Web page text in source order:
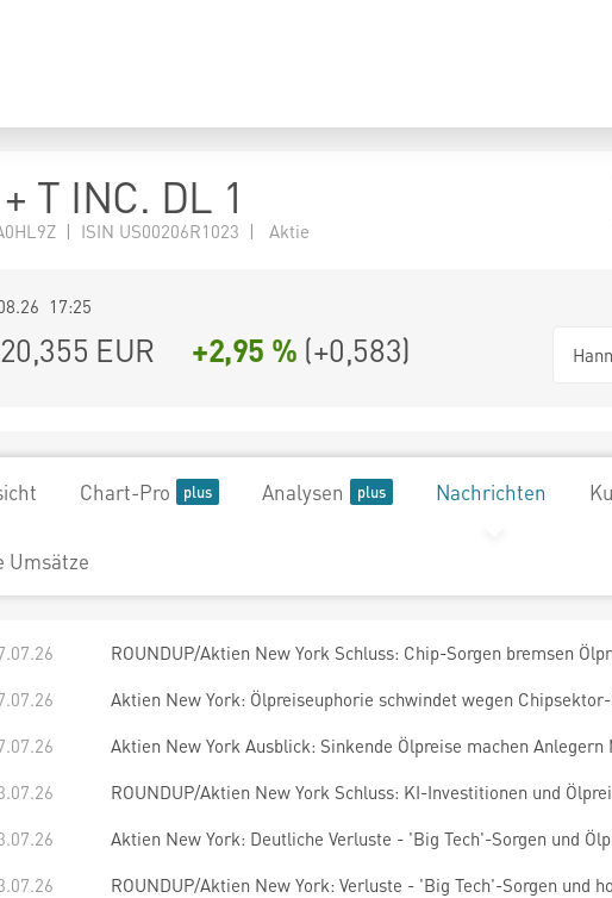
T INC. DL 1
| ISIN US00206R1023 | Aktie
17:25
20,355 EUR +2,95 % (+0,583)
Chart-Pro Analysen Nachrichten
Umsätze
ROUNDUP/Aktien New York Schluss: Chip-Sorgen bremsen
Aktien New York: Ölpreiseuphorie schwindet wegen
Aktien New York Ausblick: Sinkende Ölpreise machen Anlegern
ROUNDUP/Aktien New York Schluss: KI-Investitionen und
Aktien New York: Deutliche Verluste - 'Big Tech'-Sorgen und
ROUNDUP/Aktien New York: Verluste - 'Big Tech'-Sorgen und